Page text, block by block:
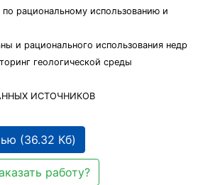
рациональному использованию и
и рационального использования недр
геологической среды
ИСТОЧНИКОВ
(36.32 Кб)
работу?